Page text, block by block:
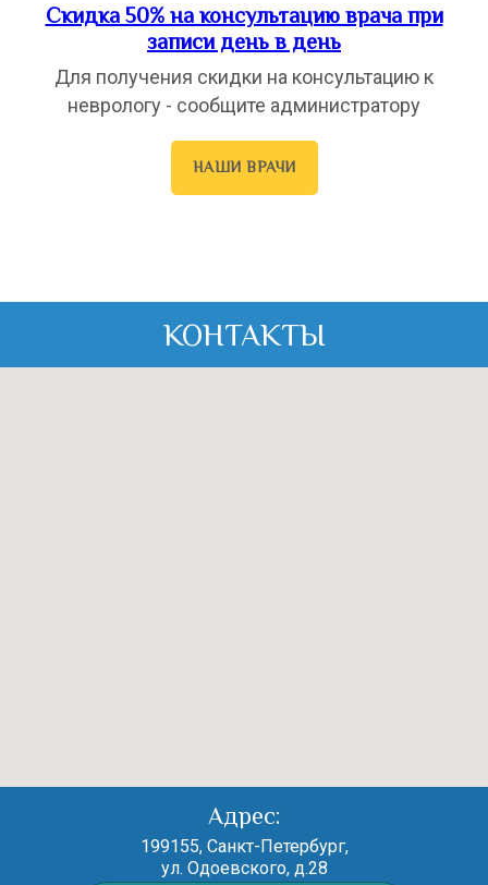
Скидка 50% на консультацию врача при
записи день в день
Для получения скидки на консультацию к
неврологу - сообщите администратору
НАШИ ВРАЧИ
КОНТАКТЫ
199155, Санкт-Петербург,
ул. Одоевского, д.28
Адрес: